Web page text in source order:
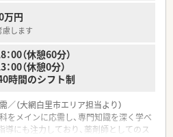
万円
慮します
00（休憩60分）
（休憩0分）
時間のシフト制
（大網白里市エリア担当より）
をメインに応需し、専門知識を深く学べ
導にも注力しており、薬剤師としてのス